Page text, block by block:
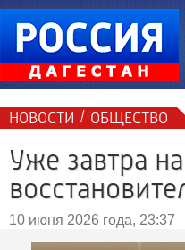
НОВОСТИ / ОБЩЕСТВО
Уже завтра
10 июня 2026 года, 23:37